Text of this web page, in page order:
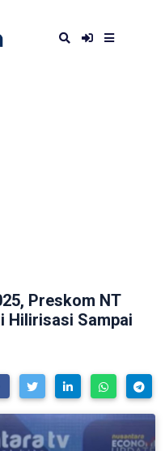
Preskom NT
Hilirisasi Sampai